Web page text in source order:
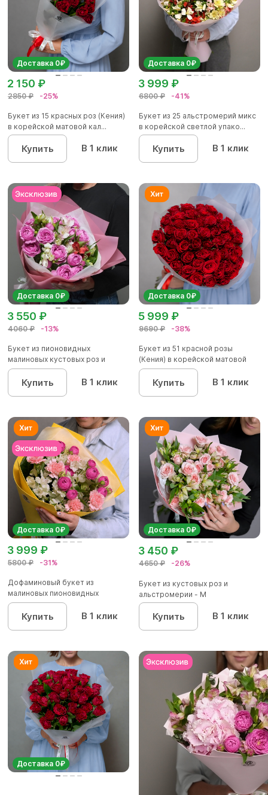
Доставка 0₽
2850 ₽ -25%
2 150 ₽
Букет из 15 красных роз (Кения)
в корейской матовой кал...
Купить В 1 клик
Доставка 0₽
6800 ₽ -41%
3 999 ₽
Букет из 25 альстромерий микс
в корейской светлой упако...
Купить В 1 клик
Доставка 0₽
4060 ₽ -13%
3 550 ₽
Букет из пионовидных
малиновых кустовых роз и
альстроме...
Купить В 1 клик
Доставка 0₽
9690 ₽ -38%
5 999 ₽
Букет из 51 красной розы
(Кения) в корейской матовой
уп...
Купить В 1 клик
Доставка 0₽
5800 ₽ -31%
3 999 ₽
Дофаминовый букет из
малиновых пионовидных
кустовых роз...
Купить В 1 клик
Доставка 0₽
4650 ₽ -26%
3 450 ₽
Букет из кустовых роз и
альстромерии - М
Купить В 1 клик
Доставка 0₽